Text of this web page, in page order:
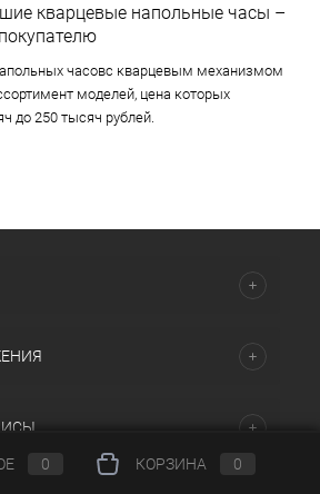
кварцевые напольные часы –
часовс кварцевым механизмом
моделей, цена которых
до 250 тысяч рублей.
0 КОРЗИНА 0